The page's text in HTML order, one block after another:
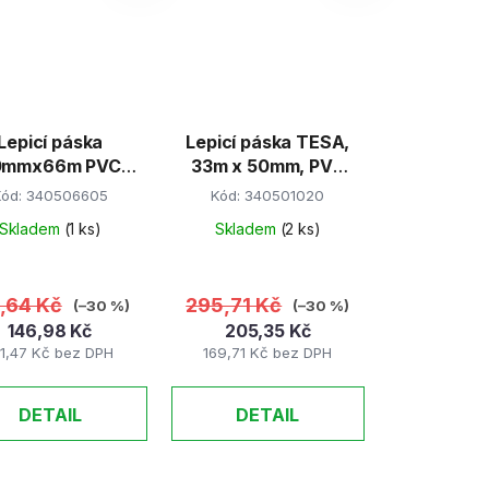
páska
PVC
P
340506605
(1 ks)
Kč bez DPH
146,98 Kč
Kč (–30 %)
DETAIL
Lepicí páska TESA,
33m x 50mm, PVC
modrá
Kód:340501020
Skladem (2 ks)
169,71 Kč bez DPH
205,35 Kč
295,71 Kč (–30 %)
DETAIL